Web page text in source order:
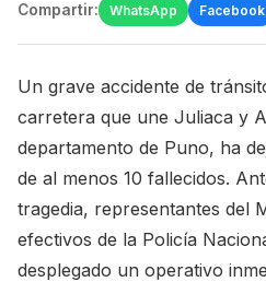
Compartir: WhatsApp Facebook
Un grave accidente de
carretera que une Juliaca y
departamento de Puno, ha
de al menos 10 fallecidos.
tragedia, representantes del
efectivos de la Policía
desplegado un operativo